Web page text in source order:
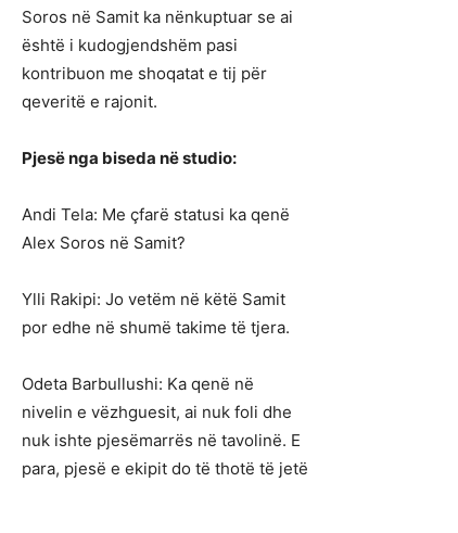
Soros në Samit ka nënkuptuar se ai
është i kudogjendshëm pasi
kontribuon me shoqatat e tij për
qeveritë e rajonit.
Pjesë nga biseda në studio:
Andi Tela: Me çfarë statusi ka qenë
Alex Soros në Samit?
Ylli Rakipi: Jo vetëm në këtë Samit
por edhe në shumë takime të tjera.
Odeta Barbullushi: Ka qenë në
nivelin e vëzhguesit, ai nuk foli dhe
nuk ishte pjesëmarrës në tavolinë. E
para, pjesë e ekipit do të thotë të jetë